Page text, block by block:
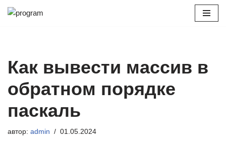
Как вывести массив в
обратном порядке
паскаль
автор: admin 01.05.2024